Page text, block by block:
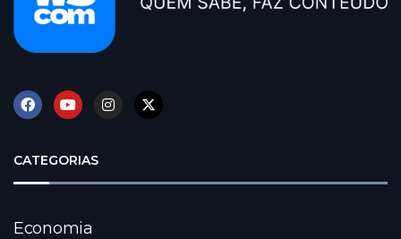
CATEGORIAS
Economia